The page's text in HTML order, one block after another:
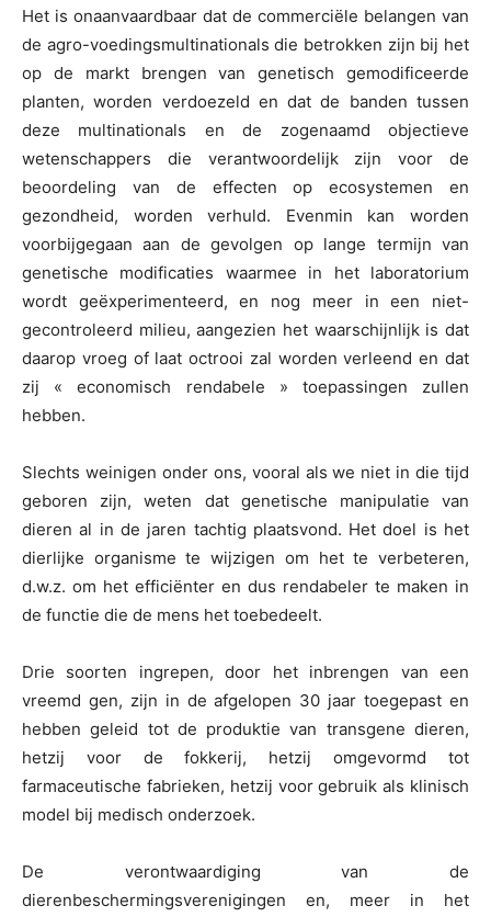
Het is onaanvaardbaar dat de commerciële belangen van
de agro-voedingsmultinationals die betrokken zijn bij het
op de markt brengen van genetisch gemodificeerde
planten, worden verdoezeld en dat de banden tussen
deze multinationals en de zogenaamd objectieve
wetenschappers die verantwoordelijk zijn voor de
beoordeling van de effecten op ecosystemen en
gezondheid, worden verhuld. Evenmin kan worden
voorbijgegaan aan de gevolgen op lange termijn van
genetische modificaties waarmee in het laboratorium
wordt geëxperimenteerd, en nog meer in een niet-
gecontroleerd milieu, aangezien het waarschijnlijk is dat
daarop vroeg of laat octrooi zal worden verleend en dat
zij « economisch rendabele » toepassingen zullen
hebben.
Slechts weinigen onder ons, vooral als we niet in die tijd
geboren zijn, weten dat genetische manipulatie van
dieren al in de jaren tachtig plaatsvond. Het doel is het
dierlijke organisme te wijzigen om het te verbeteren,
d.w.z. om het efficiënter en dus rendabeler te maken in
de functie die de mens het toebedeelt.
Drie soorten ingrepen, door het inbrengen van een
vreemd gen, zijn in de afgelopen 30 jaar toegepast en
hebben geleid tot de produktie van transgene dieren,
hetzij voor de fokkerij, hetzij omgevormd tot
farmaceutische fabrieken, hetzij voor gebruik als klinisch
model bij medisch onderzoek.
De verontwaardiging van de
dierenbeschermingsverenigingen en, meer in het